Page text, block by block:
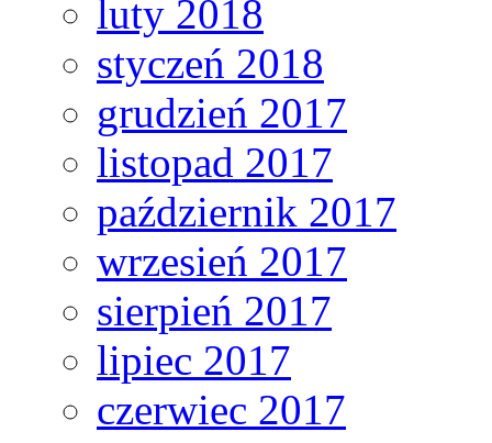
luty 2018
styczeń 2018
grudzień 2017
listopad 2017
październik 2017
wrzesień 2017
sierpień 2017
lipiec 2017
czerwiec 2017